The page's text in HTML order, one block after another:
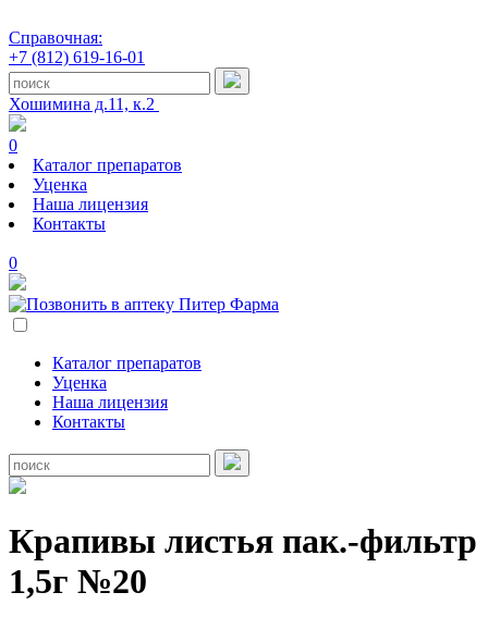
Справочная:
+7 (812) 619-16-01
Хошимина д.11, к.2
0
Каталог препаратов
Уценка
Наша лицензия
Контакты
0
Каталог препаратов
Уценка
Наша лицензия
Контакты
Крапивы листья пак.-фильтр
1,5г №20